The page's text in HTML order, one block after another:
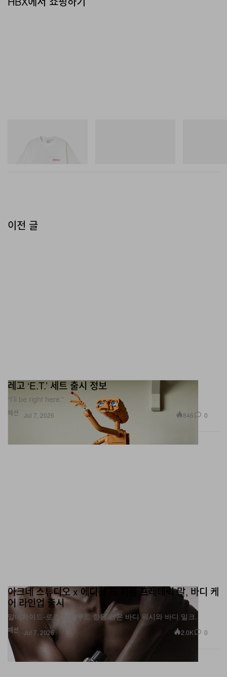
패션
“I’ll be right here.”
Jul 7, 2026
패션
어 라인업 출시
알데하이드-로즈-샌달우드 향을 담은 바디 워시와 바디 밀크.
Jul 7, 2026 2.0K